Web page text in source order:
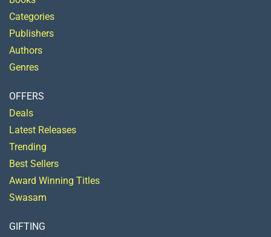
Categories
Publishers
Authors
Genres
OFFERS
Deals
Latest Releases
Trending
Best Sellers
Award Winning Titles
Swasam
GIFTING